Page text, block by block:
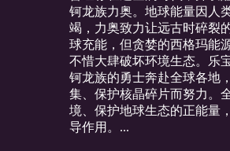
钶龙族力奥。地球能量因人
竭，力奥致力让远古时碎裂
球充能，但贪婪的西格玛能
不惜大肆破坏环境生态。乐
钶龙族的勇士奔赴全球各地
集、保护核晶碎片而努力。
境、保护地球生态的正能量
导作用。...